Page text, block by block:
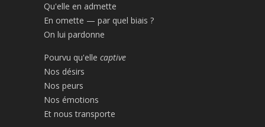
Qu'elle en admette
En omette — par quel biais ?
On lui pardonne
Pourvu qu'elle captive
Nos désirs
Nos peurs
Nos émotions
Et nous transporte